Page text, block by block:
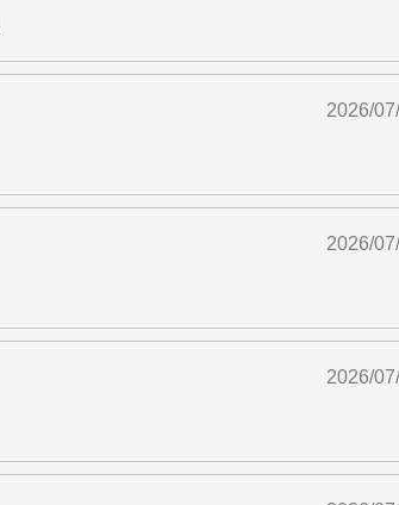
2026/
2026/
2026/